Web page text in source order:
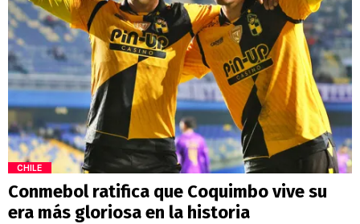
CHILE
Conmebol ratifica que Coquimbo vive su
era más gloriosa en la historia